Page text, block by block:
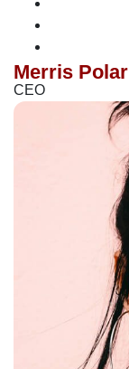
Merris Polar
CEO